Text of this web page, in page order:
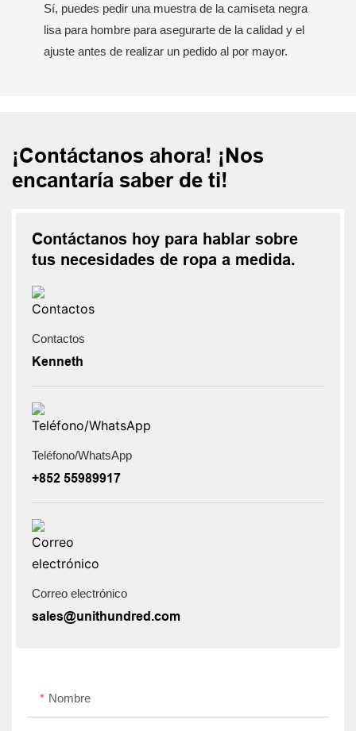
Sí, puedes pedir una muestra de la camiseta negra
lisa para hombre para asegurarte de la calidad y el
ajuste antes de realizar un pedido al por mayor.
¡Contáctanos ahora! ¡Nos
encantaría saber de ti!
Contáctanos hoy para hablar sobre
tus necesidades de ropa a medida.
Contactos
Kenneth
Teléfono/WhatsApp
+852 55989917
Correo electrónico
sales@unithundred.com
Nombre